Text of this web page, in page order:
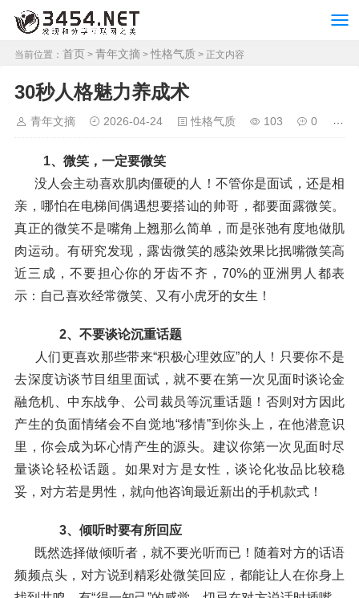
当前位置： 首页 > 青年文摘 > 性格气质 > 正文内容
30秒人格魅力养成术
青年文摘 2026-04-24 性格气质 103 0
1、微笑，一定要微笑
没人会主动喜欢肌肉僵硬的人！不管你是面试，还是相
亲，哪怕在电梯间偶遇想要搭讪的帅哥，都要面露微笑。
真正的微笑不是嘴角上翘那么简单，而是张弛有度地做肌
肉运动。有研究发现，露齿微笑的感染效果比抿嘴微笑高
近三成，不要担心你的牙齿不齐，70%的亚洲男人都表
示：自己喜欢经常微笑、又有小虎牙的女生！
2、不要谈论沉重话题
人们更喜欢那些带来“积极心理效应”的人！只要你不是
去深度访谈节目组里面试，就不要在第一次见面时谈论金
融危机、中东战争、公司裁员等沉重话题！否则对方因此
产生的负面情绪会不自觉地“移情”到你头上，在他潜意识
里，你会成为坏心情产生的源头。建议你第一次见面时尽
量谈论轻松话题。如果对方是女性，谈论化妆品比较稳
妥，对方若是男性，就向他咨询最近新出的手机款式！
3、倾听时要有所回应
既然选择做倾听者，就不要光听而已！随着对方的话语
频频点头，对方说到精彩处微笑回应，都能让人在你身上